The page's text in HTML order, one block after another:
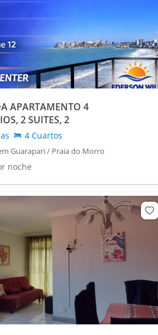
APARTAMENTO 4
2 SUITES, 2
PRAIA DO MORRO
4 Cuartos
Guarapari / Praia do Morro
noche